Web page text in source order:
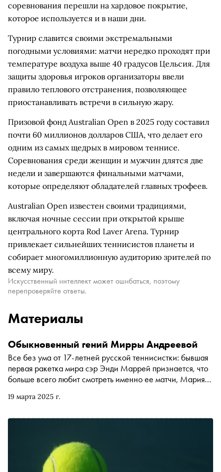
соревнования перешли на хардовое покрытие,
которое используется и в наши дни.
Турнир славится своими экстремальными
погодными условиями: матчи нередко проходят при
температуре воздуха выше 40 градусов Цельсия. Для
защиты здоровья игроков организаторы ввели
правило теплового отстранения, позволяющее
приостанавливать встречи в сильную жару.
Призовой фонд Australian Open в 2025 году составил
почти 60 миллионов долларов США, что делает его
одним из самых щедрых в мировом теннисе.
Соревнования среди женщин и мужчин длятся две
недели и завершаются финальными матчами,
которые определяют обладателей главных трофеев.
Australian Open известен своими традициями,
включая ночные сессии при открытой крыше
центрального корта Rod Laver Arena. Турнир
привлекает сильнейших теннисистов планеты и
собирает многомиллионную аудиторию зрителей по
всему миру.
Искусственный интеллект может ошибаться, поэтому
перепроверяйте ответы.
Материалы
19 марта 2025 г.
Обыкновенный гений Мирры Андреевой
Все без ума от 17-летней русской теннисистки: бывшая
первая ракетка мира сэр Энди Маррей признается, что
больше всего любит смотреть именно ее матчи, Мария
на турнирах ее публично поздравляет сам Леброн
одержала 12 побед подряд, выиграла два крупнейших
Уэллсе, одну за другой победила первую и вторую
ракетки мира — Игу Швентек и Арину Соболенко — и
заодно переписала несколько теннисных рекордов.